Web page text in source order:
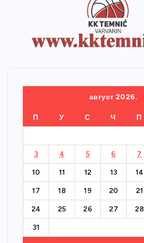
август 2026.
П У С Ч П
3 4 5 6 7
10 11 12 13 14
17 18 19 20 21
24 25 26 27 28
31